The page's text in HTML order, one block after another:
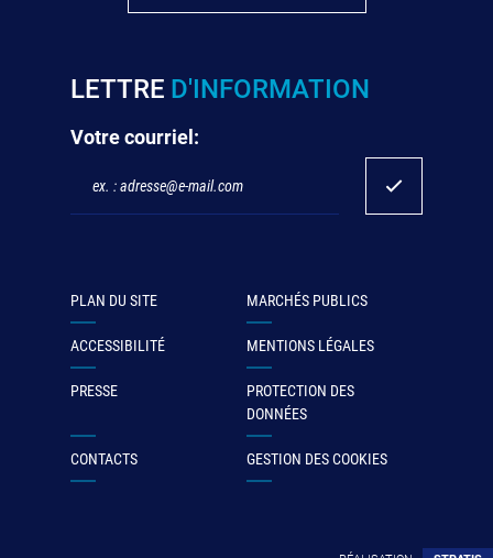
LETTRE D'INFORMATION
Votre courriel:
PLAN DU SITE MARCHÉS PUBLICS
ACCESSIBILITÉ MENTIONS LÉGALES
PRESSE
PROTECTION DES
DONNÉES
CONTACTS GESTION DES COOKIES